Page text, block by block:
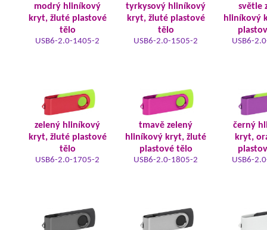
modrý hliníkový
kryt, žluté plastové
tělo
USB6-2.0-1405-2
tyrkysový hliníkový
kryt, žluté plastové
tělo
USB6-2.0-1505-2
světle
hliníkový
USB6-
zelený hliníkový
kryt, žluté plastové
tělo
USB6-2.0-1705-2
tmavě zelený
hliníkový kryt, žluté
plastové tělo
USB6-2.0-1805-2
černý
kryt,
USB6-